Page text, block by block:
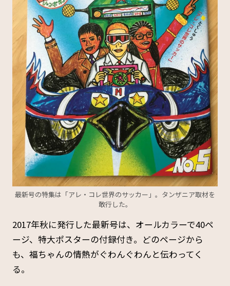
最新号の特集は「アレ・コレ世界のサッカー」。タンザニア取材を
敢行した。
2017年秋に発行した最新号は、オールカラーで40ペ
ージ、特大ポスターの付録付き。どのページから
も、福ちゃんの情熱がぐわんぐわんと伝わってく
る。